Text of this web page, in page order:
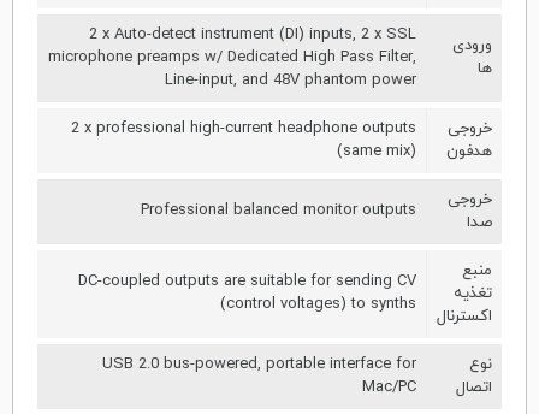
ورودی
ها
2 x Auto-detect instrument (DI) inputs, 2 x SSL
microphone preamps w/ Dedicated High Pass Filter,
Line-input, and 48V phantom power
خروجی
هدفون
2 x professional high-current headphone outputs
(same mix)
خروجی
صدا
Professional balanced monitor outputs
منبع
تغذیه
اکسترنال
DC-coupled outputs are suitable for sending CV
(control voltages) to synths
نوع
اتصال
USB 2.0 bus-powered, portable interface for
Mac/PC